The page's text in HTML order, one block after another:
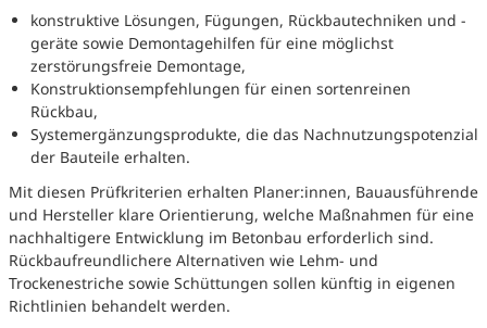
konstruktive Lösungen, Fügungen, Rückbautechniken und -
geräte sowie Demontagehilfen für eine möglichst
zerstörungsfreie Demontage,
Konstruktionsempfehlungen für einen sortenreinen
Rückbau,
Systemergänzungsprodukte, die das Nachnutzungspotenzial
der Bauteile erhalten.
Mit diesen Prüfkriterien erhalten Planer:innen, Bauausführende
und Hersteller klare Orientierung, welche Maßnahmen für eine
nachhaltigere Entwicklung im Betonbau erforderlich sind.
Rückbaufreundlichere Alternativen wie Lehm- und
Trockenestriche sowie Schüttungen sollen künftig in eigenen
Richtlinien behandelt werden.